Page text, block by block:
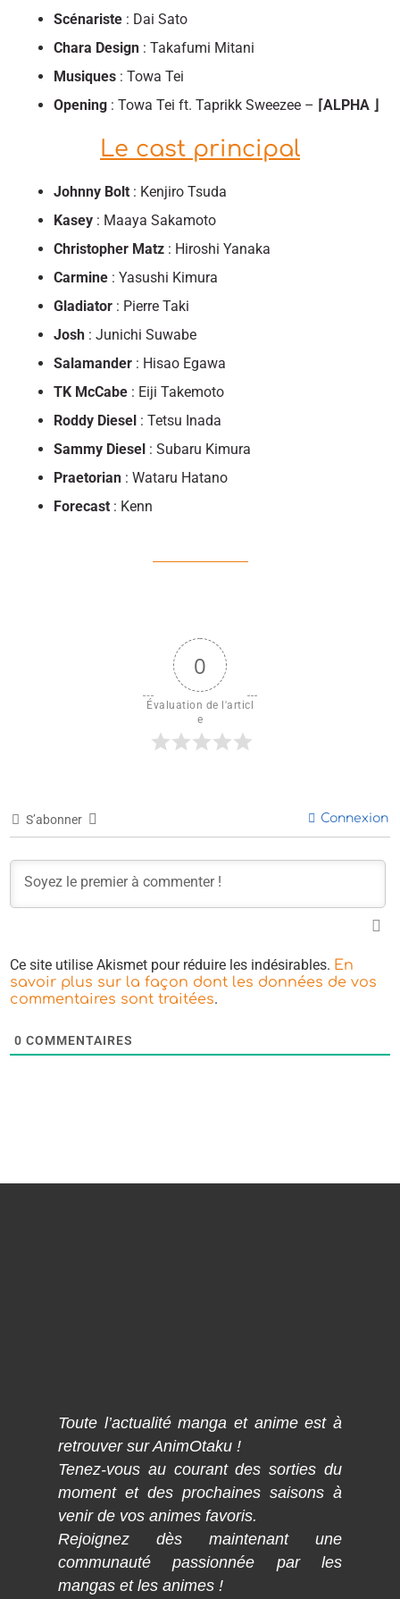
Scénariste : Dai Sato
Chara Design : Takafumi Mitani
Musiques : Towa Tei
Opening : Towa Tei ft. Taprikk Sweezee – ⌈ALPHA ⌋
Le cast principal
Johnny Bolt : Kenjiro Tsuda
Kasey : Maaya Sakamoto
Christopher Matz : Hiroshi Yanaka
Carmine : Yasushi Kimura
Gladiator : Pierre Taki
Josh : Junichi Suwabe
Salamander : Hisao Egawa
TK McCabe : Eiji Takemoto
Roddy Diesel : Tetsu Inada
Sammy Diesel : Subaru Kimura
Praetorian : Wataru Hatano
Forecast : Kenn
0
Évaluation de l'articl
e
S’abonner Connexion
Ce site utilise Akismet pour réduire les indésirables. En
savoir plus sur la façon dont les données de vos
commentaires sont traitées.
0 COMMENTAIRES
Toute l’actualité manga et anime est à
retrouver sur AnimOtaku !
Tenez-vous au courant des sorties du
moment et des prochaines saisons à
venir de vos animes favoris.
Rejoignez dès maintenant une
communauté passionnée par les
mangas et les animes !